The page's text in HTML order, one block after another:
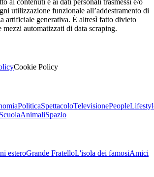
ai contenuti e ai dati personali trasmessi e/o
utilizzazione funzionale all’addestramento di
artificiale generativa. È altresì fatto divieto
mezzi automatizzati di data scraping.
Cookie Policy
PoliticaSpettacoloTelevisionePeople
ScuolaAnimaliSpazio
esteroGrande FratelloL'isola dei famosiAmici